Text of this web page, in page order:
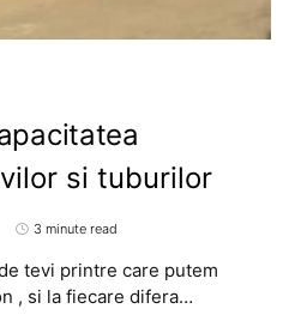
si tuburilor
3 minute read
tevi printre care putem
, si la fiecare difera…